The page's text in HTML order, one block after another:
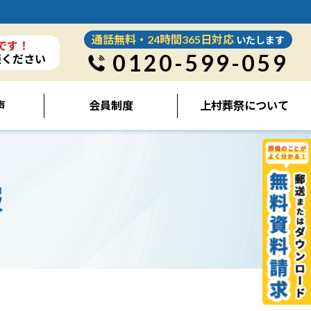
す！
ださい
通話無料・24時間365日対応 いたします
0120-599-059
会員制度 上村葬祭について